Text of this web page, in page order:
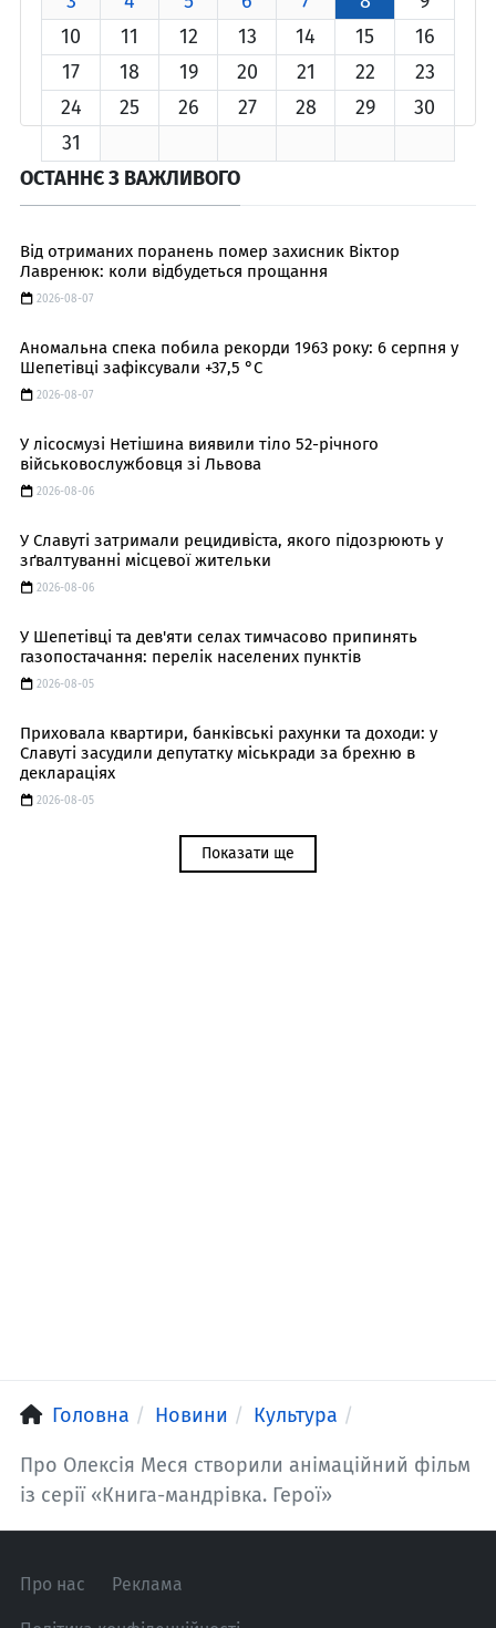
10
11 12 13 14 15
16
17
18 19 20 21 22
23
24
25 26 27 28 29
30
31
ОСТАННЄ З ВАЖЛИВОГО
Від отриманих поранень помер захисник Віктор
Лавренюк: коли відбудеться прощання
2026-08-07
Аномальна спека побила рекорди 1963 року: 6 серпня у
Шепетівці зафіксували +37,5 °C
2026-08-07
У лісосмузі Нетішина виявили тіло 52-річного
військовослужбовця зі Львова
2026-08-06
У Славуті затримали рецидивіста, якого підозрюють у
зґвалтуванні місцевої жительки
2026-08-06
У Шепетівці та дев'яти селах тимчасово припинять
газопостачання: перелік населених пунктів
2026-08-05
Приховала квартири, банківські рахунки та доходи: у
Славуті засудили депутатку міськради за брехню в
деклараціях
2026-08-05
Показати ще
Головна Новини Культура
Про Олексія Меся створили анімаційний фільм
із серії «Книга-мандрівка. Герої»
Про нас Реклама